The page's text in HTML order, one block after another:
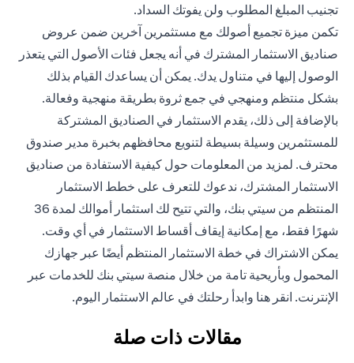
تجنيب المبلغ المطلوب ولن يفوتك السداد.
تكمن ميزة تجميع أصولك مع مستثمرين آخرين ضمن عروض
صناديق الاستثمار المشترك في أنه يجعل فئات الأصول التي يتعذر
الوصول إليها في متناول يدك. يمكن أن يساعدك القيام بذلك
بشكل منتظم ومنهجي في جمع ثروة بطريقة منهجية وفعالة.
بالإضافة إلى ذلك، يقدم الاستثمار في الصناديق المشتركة
للمستثمرين وسيلة بسيطة لتنويع محافظهم بخبرة مدير صندوق
محترف. لمزيد من المعلومات حول كيفية الاستفادة من صناديق
الاستثمار المشترك، ندعوك للتعرف على خطط الاستثمار
المنتظم من سيتي بنك، والتي تتيح لك استثمار أموالك لمدة 36
شهرًا فقط، مع إمكانية إيقاف أقساط الاستثمار في أي وقت.
يمكن الاشتراك في خطة الاستثمار المنتظم أيضًا عبر جهازك
المحمول وبأريحية تامة من خلال منصة سيتي بنك للخدمات عبر
الإنترنت. انقر هنا وابدأ رحلتك في عالم الاستثمار اليوم.
مقالات ذات صلة